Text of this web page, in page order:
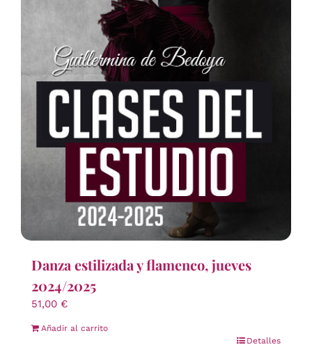
Danza estilizada y flamenco, jueves
2024/2025
51,00 €
Añadir al carrito
Detalles